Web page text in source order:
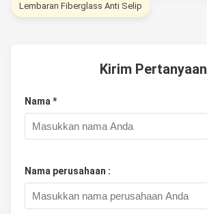
Lembaran Fiberglass Anti Selip
Kirim Pertanyaan
Nama *
Nama perusahaan :